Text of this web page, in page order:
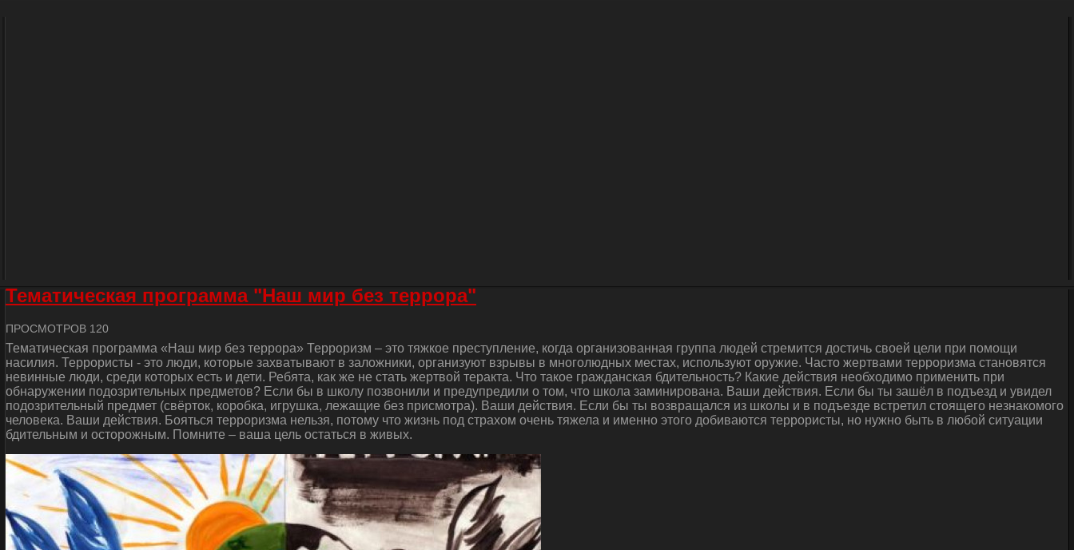
Тематическая программа "Наш мир без террора"
ПРОСМОТРОВ 120
Тематическая программа «Наш мир без террора» Терроризм – это тяжкое преступление, когда организованная группа людей стремится достичь своей цели при помощи
насилия. Террористы - это люди, которые захватывают в заложники, организуют взрывы в многолюдных местах, используют оружие. Часто жертвами терроризма становятся
невинные люди, среди которых есть и дети. Ребята, как же не стать жертвой теракта. Что такое гражданская бдительность? Какие действия необходимо применить при
обнаружении подозрительных предметов? Если бы в школу позвонили и предупредили о том, что школа заминирована. Ваши действия. Если бы ты зашёл в подъезд и увидел
подозрительный предмет (свёрток, коробка, игрушка, лежащие без присмотра). Ваши действия. Если бы ты возвращался из школы и в подъезде встретил стоящего незнакомого
человека. Ваши действия. Бояться терроризма нельзя, потому что жизнь под страхом очень тяжела и именно этого добиваются террористы, но нужно быть в любой ситуации
бдительным и осторожным. Помните – ваша цель остаться в живых.